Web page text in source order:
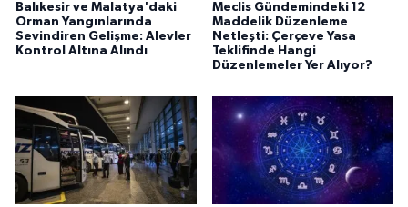
Balıkesir ve Malatya'daki
Orman Yangınlarında
Sevindiren Gelişme: Alevler
Kontrol Altına Alındı
Meclis Gündemindeki 12
Maddelik Düzenleme
Netleşti: Çerçeve Yasa
Teklifinde Hangi
Düzenlemeler Yer Alıyor?